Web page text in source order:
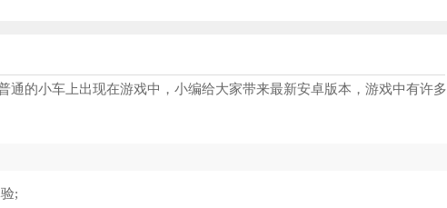
通的小车上出现在游戏中，小编给大家带来最新安卓版本，游戏中有许多
;